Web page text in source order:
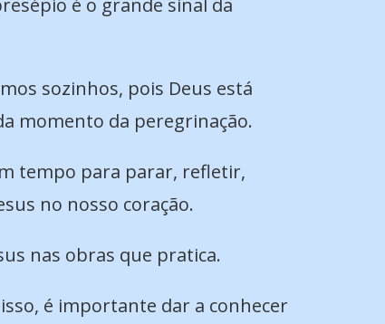
sozinhos, pois Deus está
momento da peregrinação.
tempo para parar, refletir,
no nosso coração.
nas obras que pratica.
é importante dar a conhecer